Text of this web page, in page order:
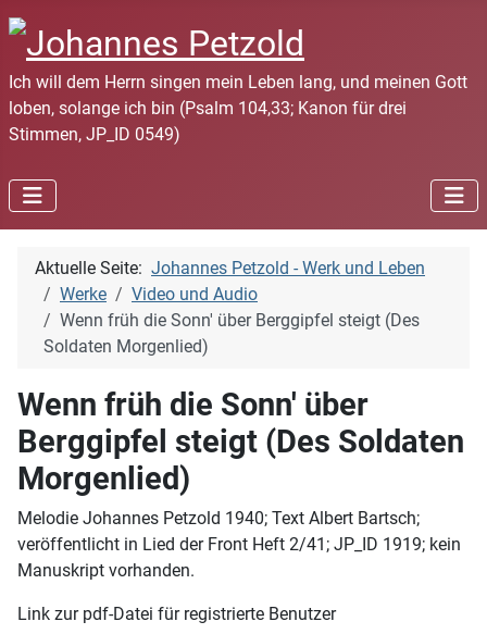
Ich will dem Herrn singen mein Leben lang, und meinen Gott
loben, solange ich bin (Psalm 104,33; Kanon für drei
Stimmen, JP_ID 0549)
Aktuelle Seite: Johannes Petzold - Werk und Leben
Werke
Video und Audio
Wenn früh die Sonn' über Berggipfel steigt (Des
Soldaten Morgenlied)
Wenn früh die Sonn' über
Berggipfel steigt (Des Soldaten
Morgenlied)
Melodie Johannes Petzold 1940; Text Albert Bartsch;
veröffentlicht in Lied der Front Heft 2/41; JP_ID 1919; kein
Manuskript vorhanden.
Link zur pdf-Datei für registrierte Benutzer